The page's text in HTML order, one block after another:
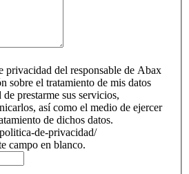
privacidad del responsable de Abax
sobre el tratamiento de mis datos
prestarme sus servicios,
así como el medio de ejercer
de dichos datos.
de-privacidad/
campo en blanco.